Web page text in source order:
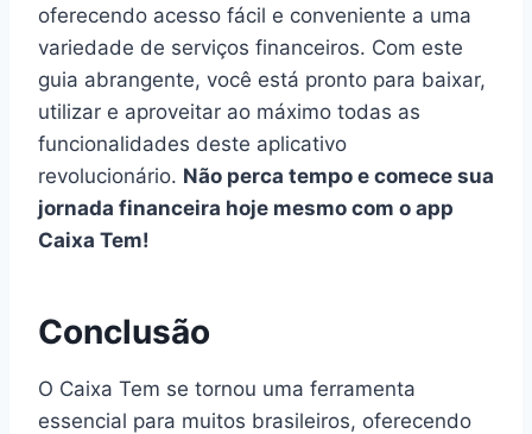
oferecendo acesso fácil e conveniente a uma
variedade de serviços financeiros. Com este
guia abrangente, você está pronto para baixar,
utilizar e aproveitar ao máximo todas as
funcionalidades deste aplicativo
revolucionário. Não perca tempo e comece sua
jornada financeira hoje mesmo com o app
Caixa Tem!
Conclusão
O Caixa Tem se tornou uma ferramenta
essencial para muitos brasileiros, oferecendo